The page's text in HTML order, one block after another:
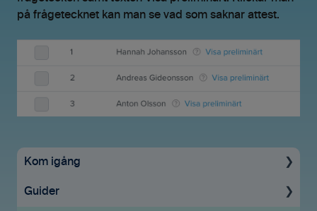
på frågetecknet kan man se vad som saknar attest.
Kom igång
Uppstartsguide
Guider